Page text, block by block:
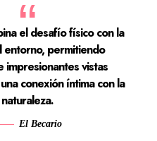
el desafío físico con la
entorno, permitiendo
impresionantes vistas
conexión íntima con la
naturaleza.
El Becario